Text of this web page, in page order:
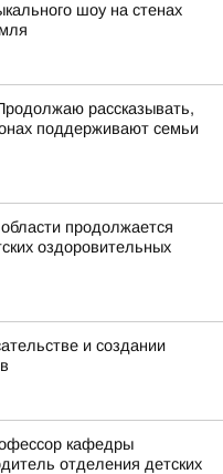
шоу на стенах
рассказывать,
поддерживают семьи
продолжается
оздоровительных
и создании
кафедры
отделения детских